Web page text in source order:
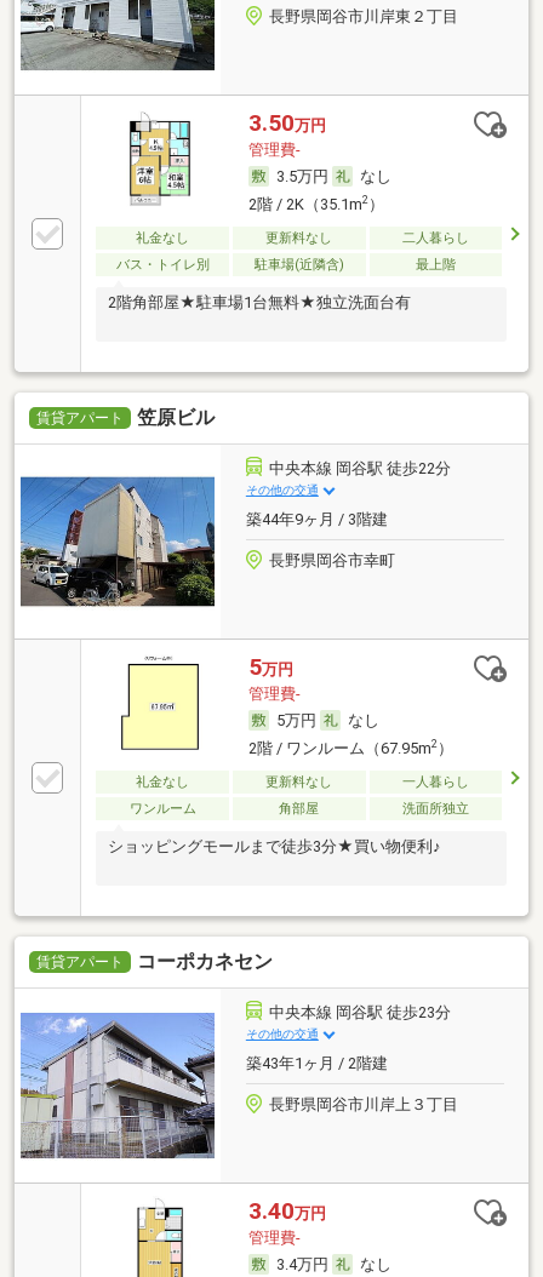
長野県岡谷市川岸東２丁目
3.50万円
管理費-
3.5万円
なし
2階 / 2K（35.1m2）
礼金なし 更新料なし
二人暮らし
バス・トイレ別
駐車場(近隣含) 最上階
2階角部屋★駐車場1台無料★独立洗面台有
賃貸アパート 笠原ビル
中央本線 岡谷駅 徒歩22分
その他の交通
築44年9ヶ月 / 3階建
長野県岡谷市幸町
5万円
管理費-
5万円
なし
2階 / ワンルーム（67.95m2）
礼金なし 更新料なし
一人暮らし
ワンルーム
角部屋 洗面所独立
ショッピングモールまで徒歩3分★買い物便利♪
賃貸アパート コーポカネセン
中央本線 岡谷駅 徒歩23分
その他の交通
築43年1ヶ月 / 2階建
長野県岡谷市川岸上３丁目
3.40万円
管理費-
3.4万円
なし